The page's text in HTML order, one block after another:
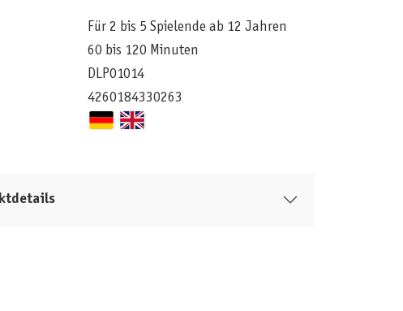
Für 2 bis 5 Spielende ab 12 Jahren
60 bis 120 Minuten
DLP01014
4260184330263